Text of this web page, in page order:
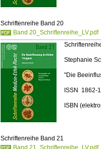
Schriftenreihe Band 20
Band 20_Schriftenreihe_LV.pdf
Stephanie
"Die
ISSN 1862-
ISBN
Schriftenreihe Band 21